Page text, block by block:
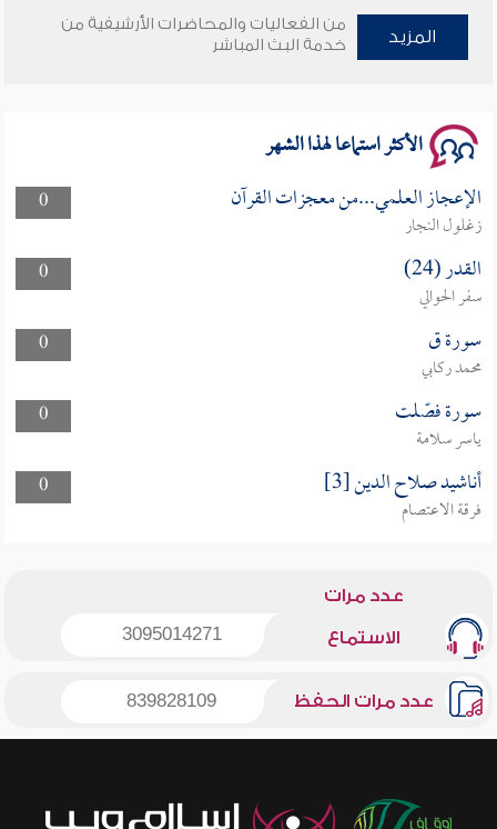
وأمنهم من خوف 9
المزيد
من الفعاليات والمحاضرات الأرشيفية من
خدمة البث المباشر
الأكثر استماعا لهذا الشهر
0 الإعجاز العلمي...من معجزات القرآن
زغلول النجار
0
القدر (24)
سفر الحوالي
0
سورة ق
محمد ركابي
0
سورة فصّلت
ياسر سلامة
0
أناشيد صلاح الدين [3]
فرقة الاعتصام
عدد مرات
الاستماع 3095014271
عدد مرات الحفظ 839828109